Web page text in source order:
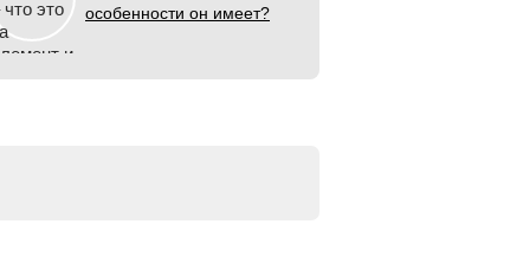
особенности он имеет?